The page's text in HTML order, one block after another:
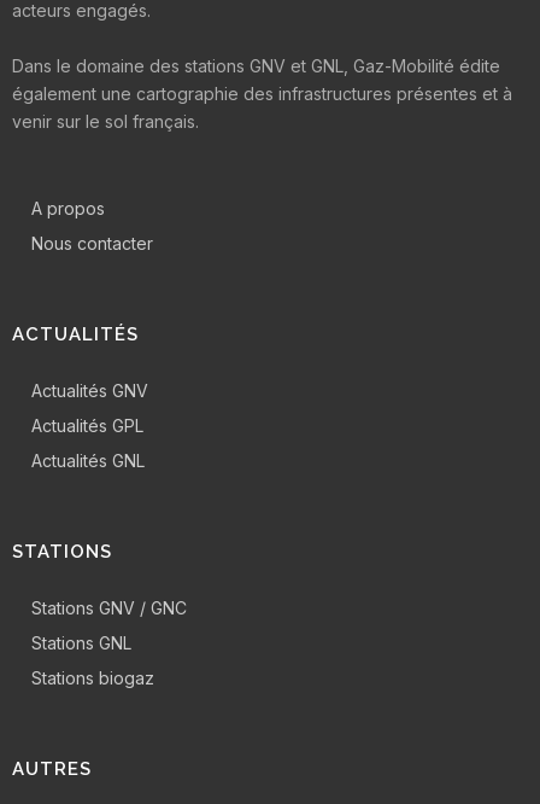
acteurs engagés.
Dans le domaine des stations GNV et GNL, Gaz-Mobilité édite
également une cartographie des infrastructures présentes et à
venir sur le sol français.
A propos
Nous contacter
ACTUALITÉS
Actualités GNV
Actualités GPL
Actualités GNL
STATIONS
Stations GNV / GNC
Stations GNL
Stations biogaz
AUTRES